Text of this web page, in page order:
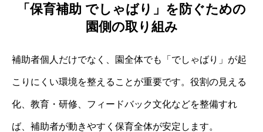
「保育補助 でしゃばり」を防ぐための
園側の取り組み
補助者個人だけでなく、園全体でも「でしゃばり」が起
こりにくい環境を整えることが重要です。役割の見える
化、教育・研修、フィードバック文化などを整備すれ
ば、補助者が動きやすく保育全体が安定します。